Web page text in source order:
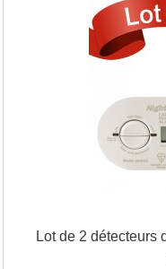
Lot de 2 détecteurs